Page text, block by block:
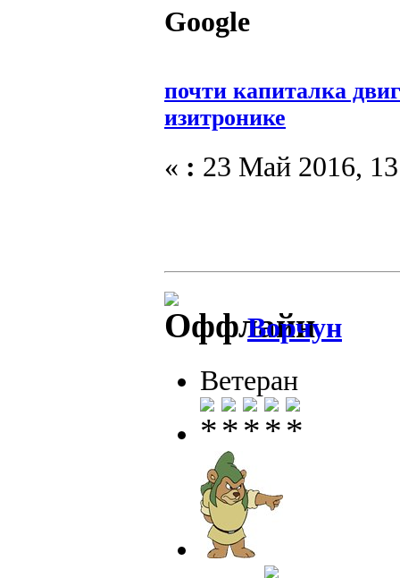
Google
почти капиталка
изитронике
« : 23 Май 2016,
Ворчун
Ветеран